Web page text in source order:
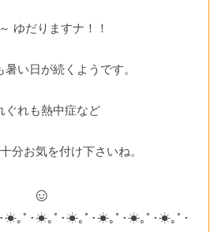
ゆだりますナ！！
暑い日が続くようです。
ぐれも熱中症など
分お気を付け下さいね。
☺
☀｡ﾟ･☀｡ﾟ･☀｡ﾟ･☀｡ﾟ･☀｡ﾟ･☀｡ﾟ･